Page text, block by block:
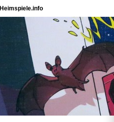
Heimspiele.info